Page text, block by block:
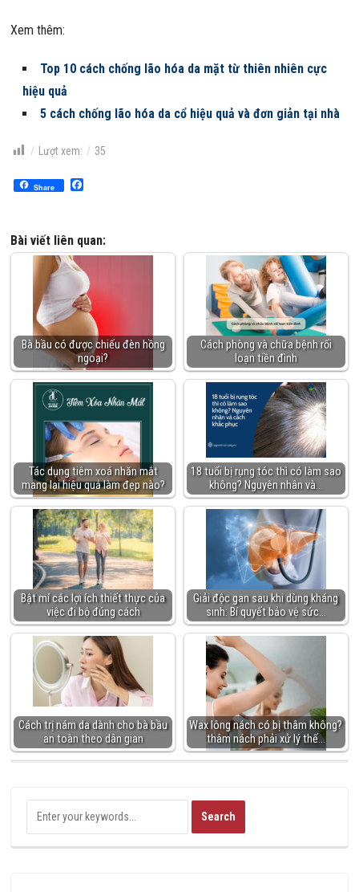
Xem thêm:
Top 10 cách chống lão hóa da mặt từ thiên nhiên cực
hiệu quả
5 cách chống lão hóa da cổ hiệu quả và đơn giản tại nhà
Lượt xem: 35
Share
Bài viết liên quan:
Bà bầu có được chiếu đèn hồng
ngoại?
Cách phòng và chữa bệnh rối
loạn tiền đình
Tác dụng tiêm xoá nhăn mắt
mang lại hiệu quả làm đẹp nào?
18 tuổi bị rụng tóc thì có làm sao
không? Nguyên nhân và…
Bật mí các lợi ích thiết thực của
việc đi bộ đúng cách
Giải độc gan sau khi dùng kháng
sinh: Bí quyết bảo vệ sức…
Cách trị nám da dành cho bà bầu
an toàn theo dân gian
Wax lông nách có bị thâm không?
thâm nách phải xử lý thế…